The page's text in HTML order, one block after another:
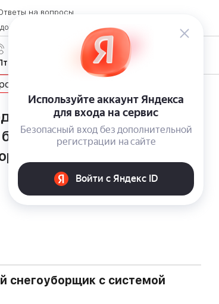
на вопросы
и возврат товара
Контакты
8 (800) 600-28-07
с 9:00 до 19:00
техника
снегоуборщик
двигателями
Zero Turn
снегоуборщик с системой